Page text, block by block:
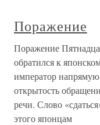
Поражение
Поражение
обратился к
император
открытость
речи. Слово
этого японцам